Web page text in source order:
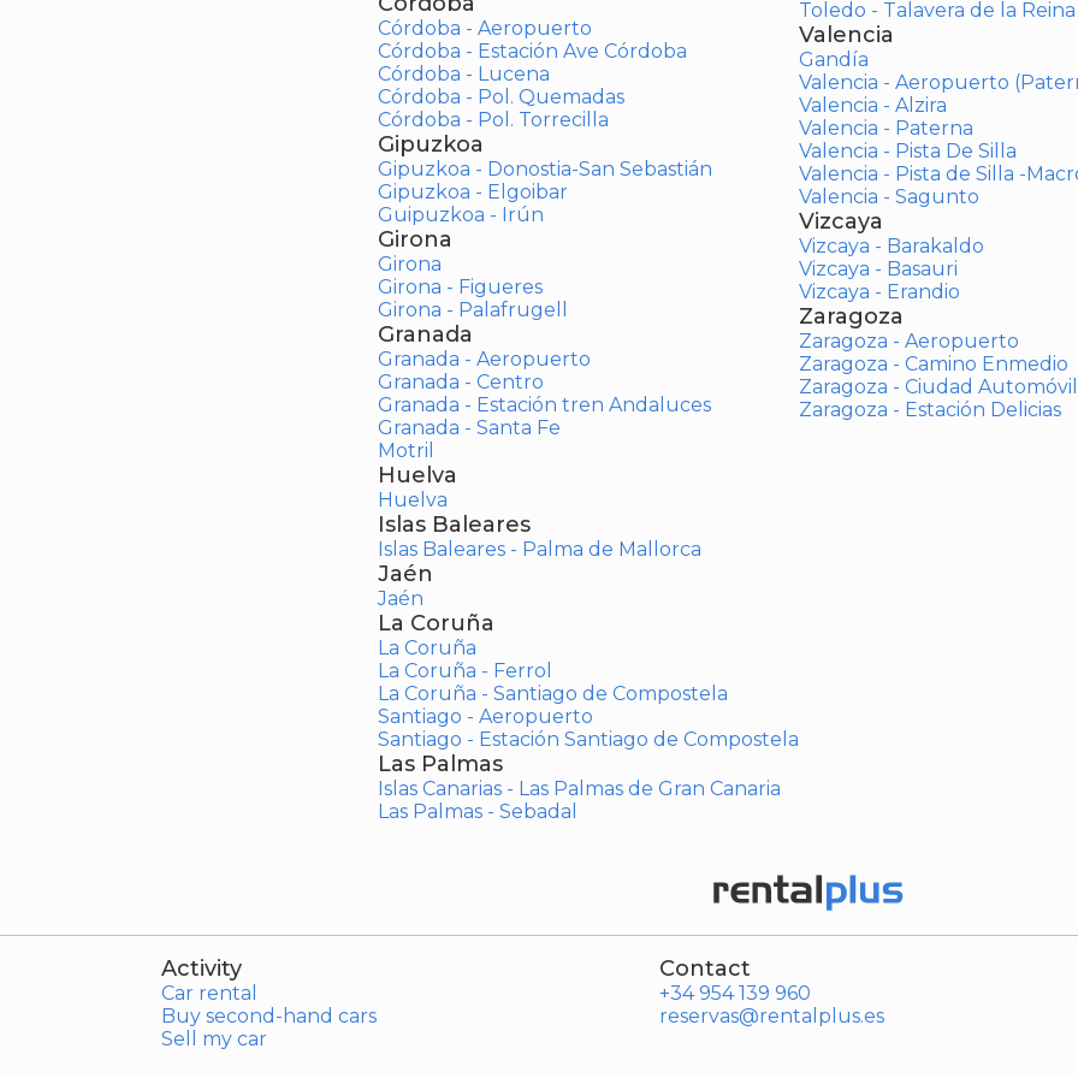
Córdoba - Aeropuerto
Córdoba - Estación Ave Córdoba
Córdoba - Lucena
Córdoba - Pol. Quemadas
Córdoba - Pol. Torrecilla
Gipuzkoa
Gipuzkoa - Donostia-San Sebastián
Gipuzkoa - Elgoibar
Guipuzkoa - Irún
Girona
Girona
Girona - Figueres
Girona - Palafrugell
Granada
Granada - Aeropuerto
Granada - Centro
Granada - Estación tren Andaluces
Granada - Santa Fe
Motril
Huelva
Huelva
Islas Baleares
Islas Baleares - Palma de Mallorca
Jaén
Jaén
La Coruña
La Coruña
La Coruña - Ferrol
La Coruña - Santiago de Compostela
Santiago - Aeropuerto
Santiago - Estación Santiago de Compostela
Las Palmas
Islas Canarias - Las Palmas de Gran Canaria
Las Palmas - Sebadal
Toledo - Talavera de la Reina
Valencia
Gandía
Valencia - Aeropuerto
Valencia - Alzira
Valencia - Paterna
Valencia - Pista De Silla
Valencia - Pista de Silla -
Valencia - Sagunto
Vizcaya
Vizcaya - Barakaldo
Vizcaya - Basauri
Vizcaya - Erandio
Zaragoza
Zaragoza - Aeropuerto
Zaragoza - Camino Enmedio
Zaragoza - Ciudad Automóvil
Zaragoza - Estación Delicias
Activity
Car rental
Buy second-hand cars
Sell my car
Contact
+34 954 139 960
reservas@rentalplus.es